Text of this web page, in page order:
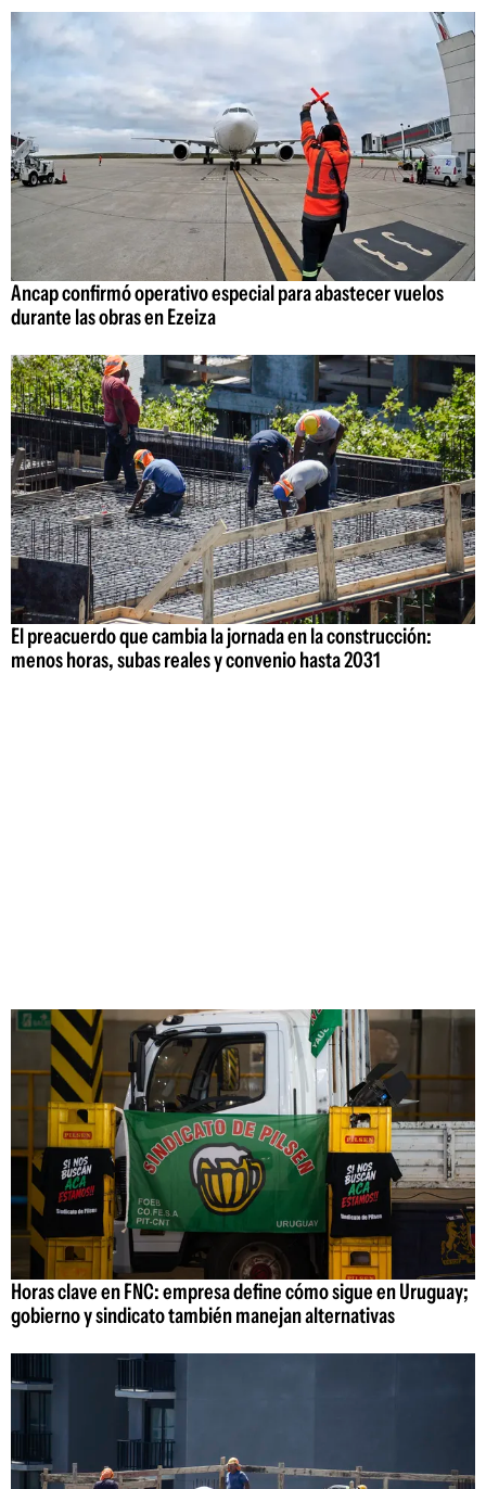
Ancap confirmó operativo especial para abastecer vuelos
durante las obras en Ezeiza
El preacuerdo que cambia la jornada en la construcción:
menos horas, subas reales y convenio hasta 2031
Horas clave en FNC: empresa define cómo sigue en Uruguay;
gobierno y sindicato también manejan alternativas